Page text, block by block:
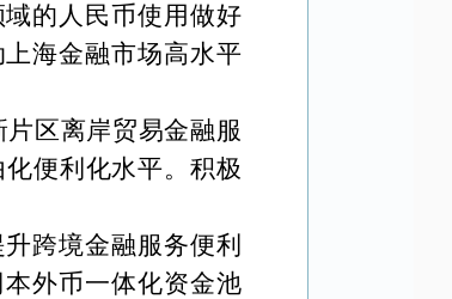
的人民币使用做好
海金融市场高水平
区离岸贸易金融服
便利化水平。积极
跨境金融服务便利
外币一体化资金池